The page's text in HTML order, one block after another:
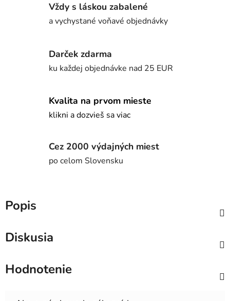
Vždy s láskou zabalené
a vychystané voňavé objednávky
Darček zdarma
ku každej objednávke nad 25 EUR
Kvalita na prvom mieste
klikni a dozvieš sa viac
Cez 2000 výdajných miest
po celom Slovensku
Popis
Diskusia
Hodnotenie